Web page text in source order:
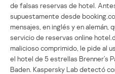
de falsas reservas de hotel.
supuestamente desde
mensajes, en inglés y en alemán,
servicio de reservas online
malicioso comprimido, le pide al
el hotel de 5 estrellas Brenner’s
Baden. Kaspersky Lab detectó